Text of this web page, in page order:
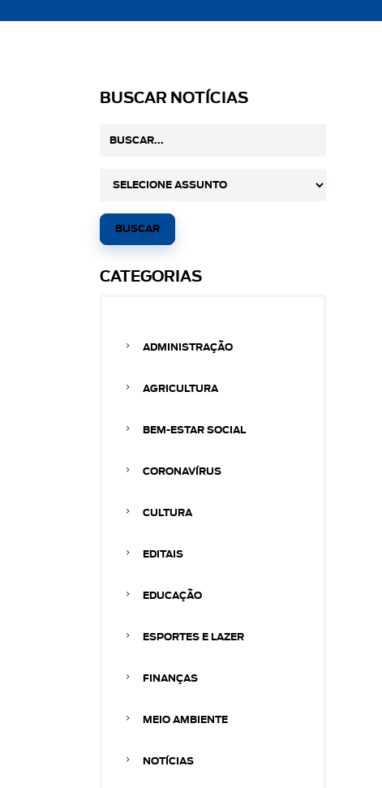
BUSCAR NOTÍCIAS
CATEGORIAS
ADMINISTRAÇÃO
AGRICULTURA
BEM-ESTAR SOCIAL
CORONAVÍRUS
CULTURA
EDITAIS
EDUCAÇÃO
ESPORTES E LAZER
FINANÇAS
MEIO AMBIENTE
NOTÍCIAS